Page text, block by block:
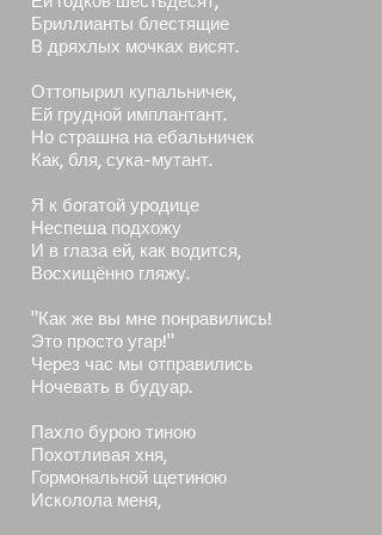
Бриллианты блестящие
В дряхлых мочках висят.
Оттопырил купальничек,
Ей грудной имплантант.
Но страшна на ебальничек
Как, бля, сука-мутант.
Я к богатой уродице
Неспеша подхожу
И в глаза ей, как водится,
Восхищённо гляжу.
"Как же вы мне понравились!
Это просто угар!"
Через час мы отправились
Ночевать в будуар.
Пахло бурою тиною
Похотливая хня,
Гормональной щетиною
Исколола меня,